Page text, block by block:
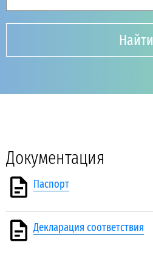
Найти
Документация
Паспорт
Декларация соответствия